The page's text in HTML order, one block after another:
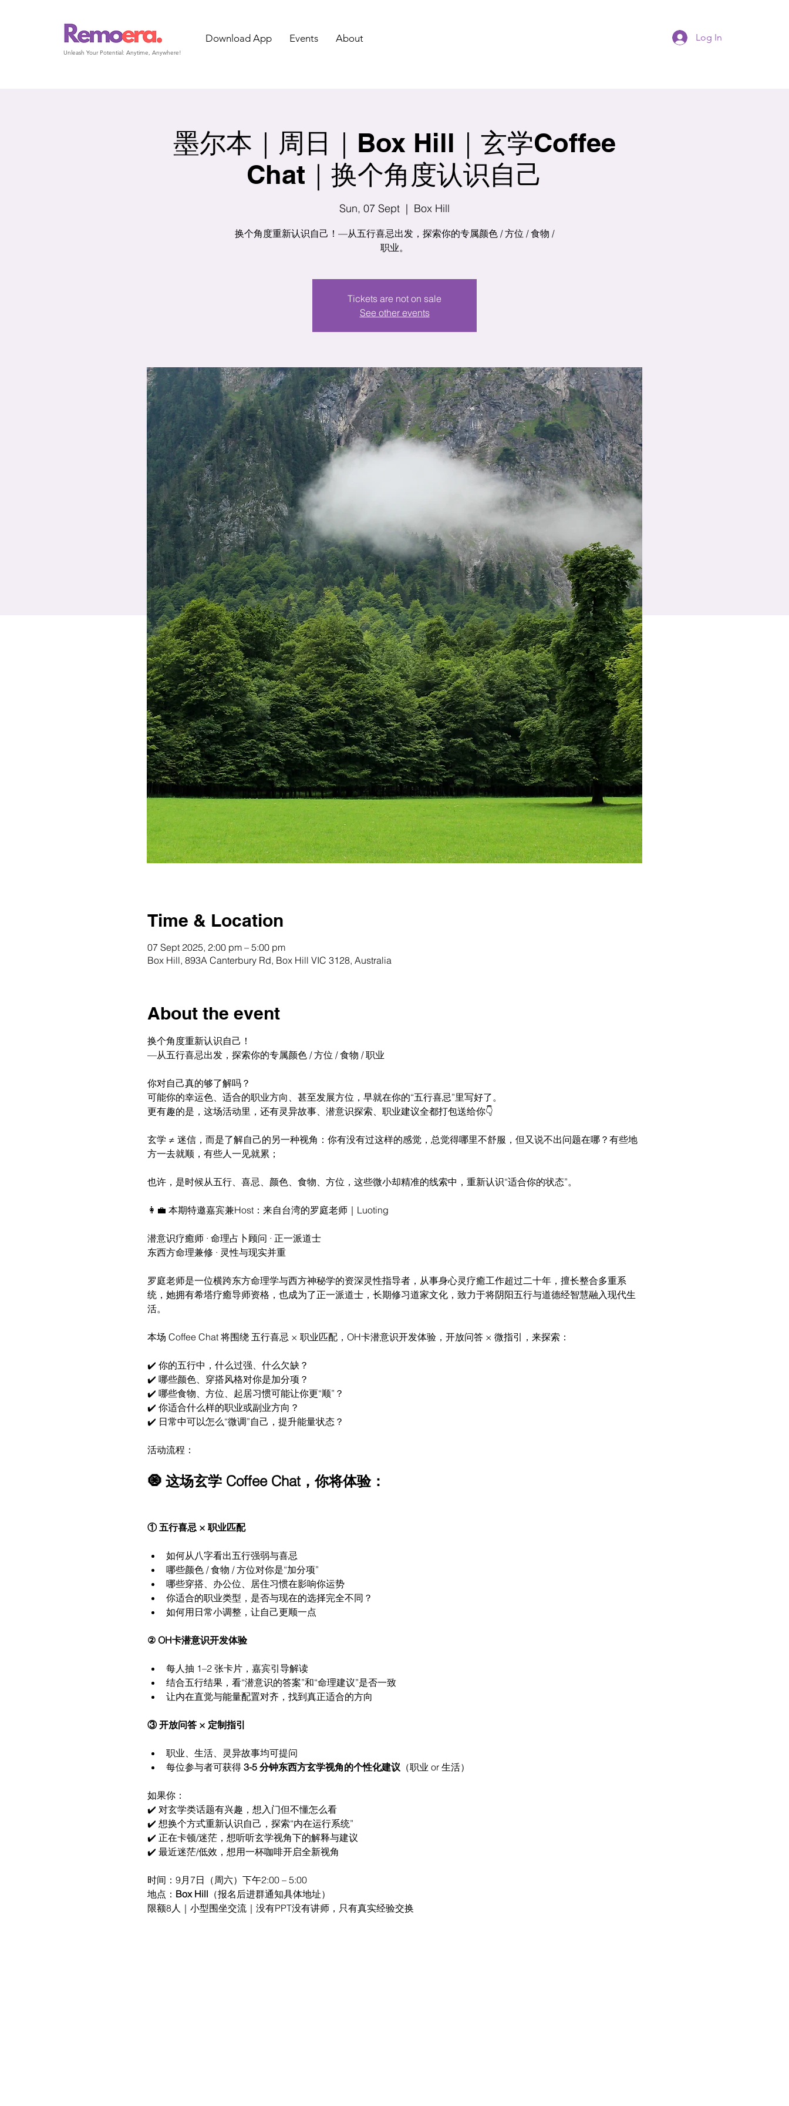
Download App Events About
Unleash Your Potential: Anytime, Anywhere!
Log In
墨尔本｜周日｜Box Hill｜玄学Coffee
Chat｜换个角度认识自己
Sun, 07 Sept
  |
Box Hill
换个角度重新认识自己！—从五行喜忌出发，探索你的专属颜色 / 方位 / 食物 /
职业。
Tickets are not on sale
See other events
Time & Location
07 Sept 2025, 2:00 pm – 5:00 pm
Box Hill, 893A Canterbury Rd, Box Hill VIC 3128, Australia
About the event
换个角度重新认识自己！
—从五行喜忌出发，探索你的专属颜色 / 方位 / 食物 / 职业
你对自己真的够了解吗？
可能你的幸运色、适合的职业方向、甚至发展方位，早就在你的“五行喜忌”里写好了。
更有趣的是，这场活动里，还有灵异故事、潜意识探索、职业建议全都打包送给你👇
玄学 ≠ 迷信，而是了解自己的另一种视角：你有没有过这样的感觉，总觉得哪里不舒服，但又说不出问题在哪？有些地
方一去就顺，有些人一见就累；
也许，是时候从五行、喜忌、颜色、食物、方位，这些微小却精准的线索中，重新认识“适合你的状态”。
👩‍💼 本期特邀嘉宾兼Host：来自台湾的罗庭老师｜Luoting
潜意识疗癒师 · 命理占卜顾问 · 正一派道士
东西方命理兼修 · 灵性与现实并重
罗庭老师是一位横跨东方命理学与西方神秘学的资深灵性指导者，从事身心灵疗癒工作超过二十年，擅长整合多重系
统，她拥有希塔疗癒导师资格，也成为了正一派道士，长期修习道家文化，致力于将阴阳五行与道德经智慧融入现代生
活。
本场 Coffee Chat 将围绕 五行喜忌 × 职业匹配，OH卡潜意识开发体验，开放问答 × 微指引，来探索：
✔️ 你的五行中，什么过强、什么欠缺？
✔️ 哪些颜色、穿搭风格对你是加分项？
✔️ 哪些食物、方位、起居习惯可能让你更“顺”？
✔️ 你适合什么样的职业或副业方向？
✔️ 日常中可以怎么“微调”自己，提升能量状态？
活动流程：
🧿 这场玄学 Coffee Chat，你将体验：
① 五行喜忌 × 职业匹配
如何从八字看出五行强弱与喜忌
哪些颜色 / 食物 / 方位对你是“加分项”
哪些穿搭、办公位、居住习惯在影响你运势
你适合的职业类型，是否与现在的选择完全不同？
如何用日常小调整，让自己更顺一点
② OH卡潜意识开发体验
每人抽 1–2 张卡片，嘉宾引导解读
结合五行结果，看“潜意识的答案”和“命理建议”是否一致
让内在直觉与能量配置对齐，找到真正适合的方向
③ 开放问答 × 定制指引
职业、生活、灵异故事均可提问
每位参与者可获得 3-5 分钟东西方玄学视角的个性化建议 （职业 or 生活）
如果你：
✔️ 对玄学类话题有兴趣，想入门但不懂怎么看
✔️ 想换个方式重新认识自己，探索“内在运行系统”
✔️ 正在卡顿/迷茫，想听听玄学视角下的解释与建议
✔️ 最近迷茫/低效，想用一杯咖啡开启全新视角
时间：9月7日（周六）下午2:00 – 5:00
地点： Box Hill （报名后进群通知具体地址）
限额8人｜小型围坐交流｜没有PPT没有讲师，只有真实经验交换